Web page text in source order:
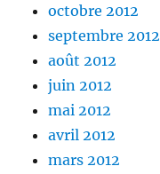
octobre 2012
septembre 2012
août 2012
juin 2012
mai 2012
avril 2012
mars 2012